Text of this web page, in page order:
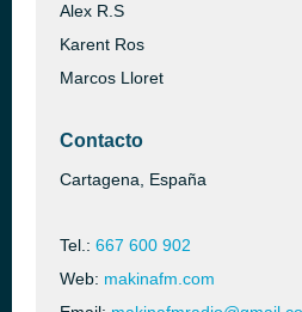
Alex R.S
Karent Ros
Marcos Lloret
Contacto
Cartagena, España
Tel.: 667 600 902
Web: makinafm.com